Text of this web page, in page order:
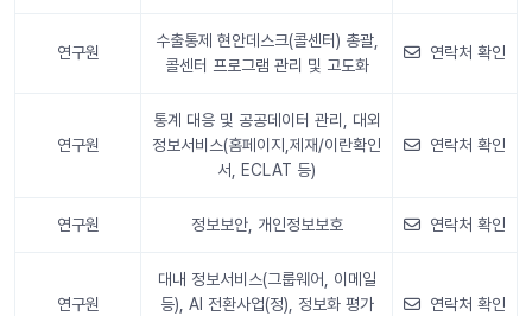
연구원
수출통제 현안데스크(콜센터) 총괄,
콜센터 프로그램 관리 및 고도화
연락처 확인
연구원
통계 대응 및 공공데이터 관리, 대외
정보서비스(홈페이지,제재/이란확인
서, ECLAT 등)
연락처 확인
연구원 정보보안, 개인정보보호 연락처 확인
연구원
대내 정보서비스(그룹웨어, 이메일
등), AI 전환사업(정), 정보화 평가
연락처 확인